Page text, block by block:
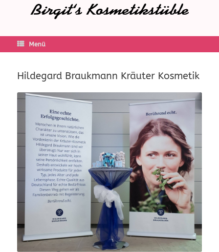
Menü
Hildegard Braukmann Kräuter Kosmetik